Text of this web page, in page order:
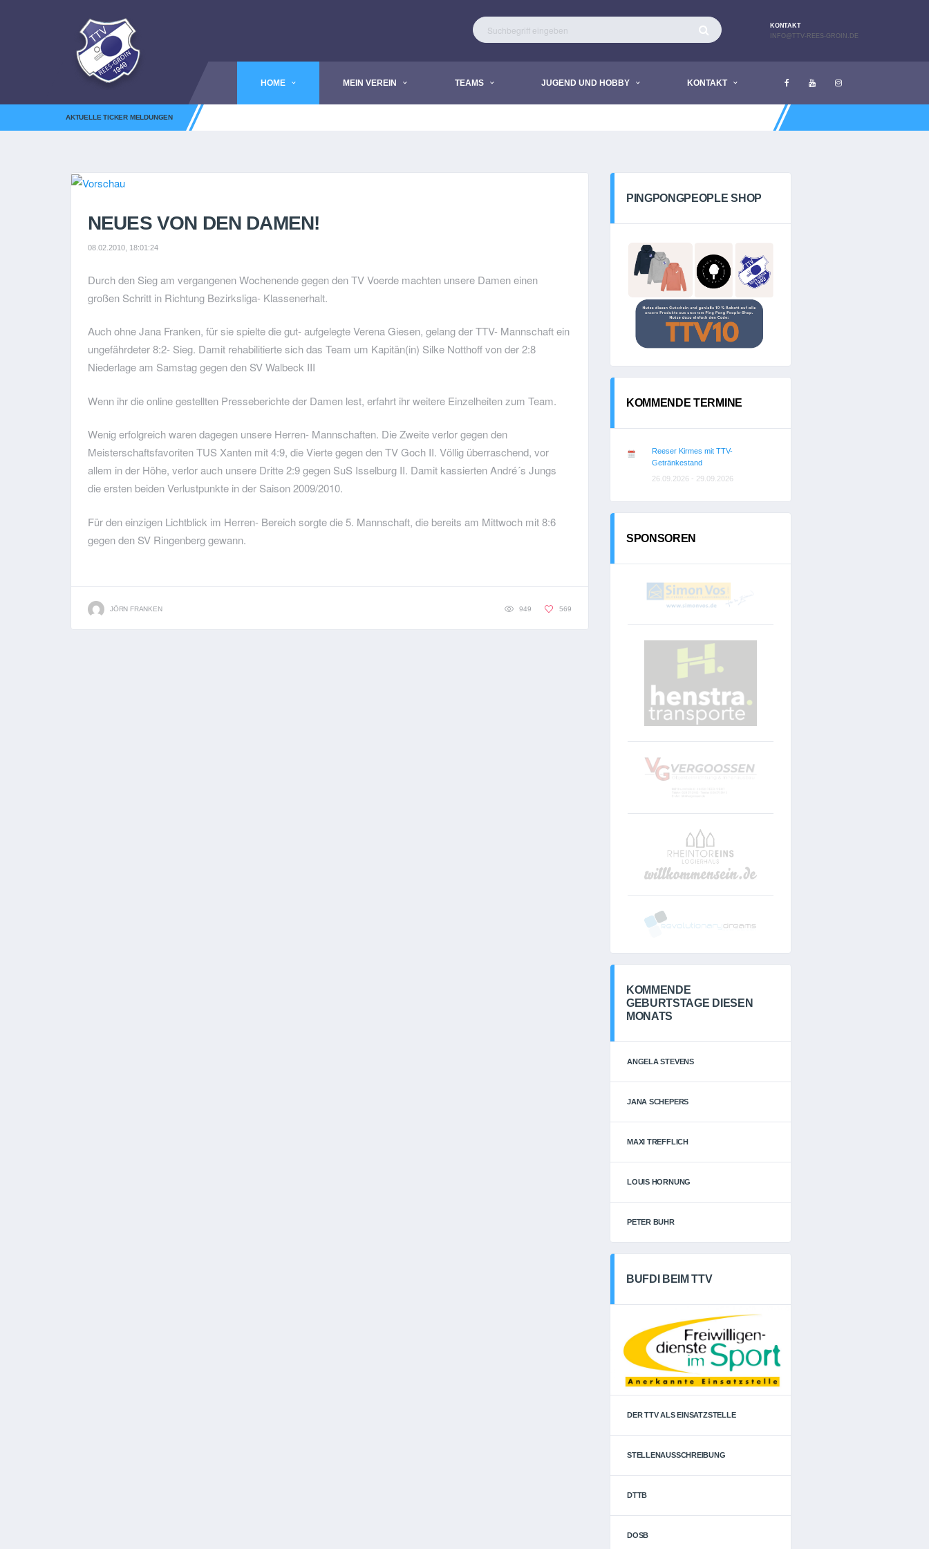
KONTAKT
INFO@TTV-REES-GROIN.DE
HOME MEIN VEREIN TEAMS JUGEND UND HOBBY KONTAKT
AKTUELLE TICKER MELDUNGEN
NEUES VON DEN DAMEN!
08.02.2010, 18:01:24
Durch den Sieg am vergangenen Wochenende gegen den TV Voerde machten unsere Damen einen
großen Schritt in Richtung Bezirksliga- Klassenerhalt.
Auch ohne Jana Franken, für sie spielte die gut- aufgelegte Verena Giesen, gelang der TTV- Mannschaft ein
ungefährdeter 8:2- Sieg. Damit rehabilitierte sich das Team um Kapitän(in) Silke Notthoff von der 2:8
Niederlage am Samstag gegen den SV Walbeck III
Wenn ihr die online gestellten Presseberichte der Damen lest, erfahrt ihr weitere Einzelheiten zum Team.
Wenig erfolgreich waren dagegen unsere Herren- Mannschaften. Die Zweite verlor gegen den
Meisterschaftsfavoriten TUS Xanten mit 4:9, die Vierte gegen den TV Goch II. Völlig überraschend, vor
allem in der Höhe, verlor auch unsere Dritte 2:9 gegen SuS Isselburg II. Damit kassierten André´s Jungs
die ersten beiden Verlustpunkte in der Saison 2009/2010.
Für den einzigen Lichtblick im Herren- Bereich sorgte die 5. Mannschaft, die bereits am Mittwoch mit 8:6
gegen den SV Ringenberg gewann.
JÖRN FRANKEN 949 569
PINGPONGPEOPLE SHOP
KOMMENDE TERMINE
Reeser Kirmes mit TTV-
Getränkestand
26.09.2026 - 29.09.2026
SPONSOREN
KOMMENDE
GEBURTSTAGE DIESEN
MONATS
ANGELA STEVENS
JANA SCHEPERS
MAXI TREFFLICH
LOUIS HORNUNG
PETER BUHR
BUFDI BEIM TTV
DER TTV ALS EINSATZSTELLE
STELLENAUSSCHREIBUNG
DTTB
DOSB